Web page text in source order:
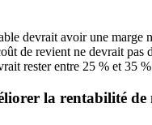
devrait avoir une marge
de revient ne devrait pas
rester entre 25 % et 35
la rentabilité